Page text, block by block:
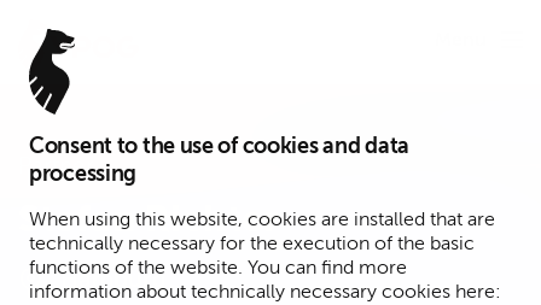
Consent to the use of cookies and data
processing
When using this website, cookies are installed that are
technically necessary for the execution of the basic
functions of the website. You can find more
information about technically necessary cookies here:
Partner
Stefan Richter
Hamburg